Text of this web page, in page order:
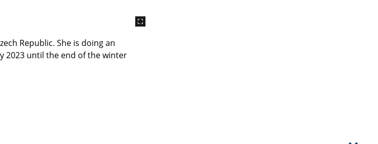
Republic. She is doing an
2023 until the end of the winter